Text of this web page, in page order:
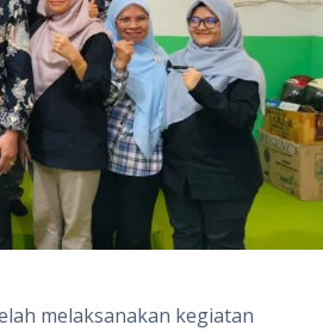
melaksanakan kegiatan